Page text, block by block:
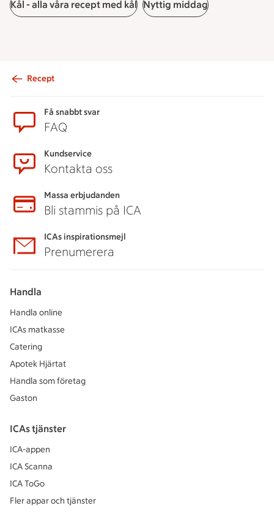
Kål - alla våra recept med kål Nyttig middag
Recept
Få snabbt svar
FAQ
Kundservice
Kontakta oss
Massa erbjudanden
Bli stammis på ICA
ICAs inspirationsmejl
Prenumerera
Handla
Handla online
ICAs matkasse
Catering
Apotek Hjärtat
Handla som företag
Gaston
ICAs tjänster
ICA-appen
ICA Scanna
ICA ToGo
Fler appar och tjänster